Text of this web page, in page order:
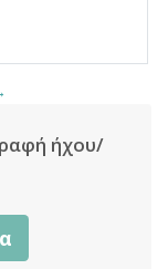
ήχου/